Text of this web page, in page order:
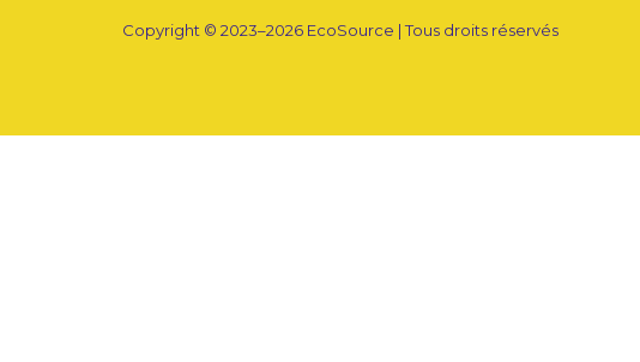
Copyright © 2023–2026 EcoSource | Tous droits réservés